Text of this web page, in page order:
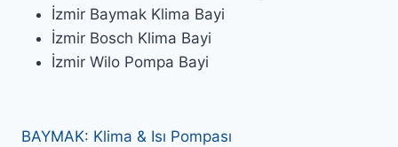
İzmir Baymak Klima Bayi
İzmir Bosch Klima Bayi
İzmir Wilo Pompa Bayi
BAYMAK: Klima & Isı Pompası